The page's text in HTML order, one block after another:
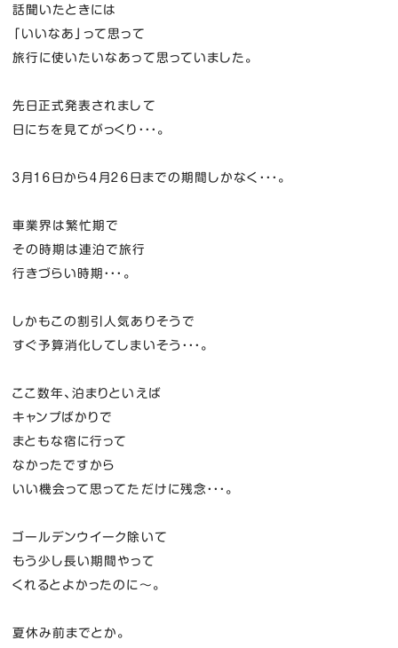
話聞いたときには
「いいなあ」って思って
旅行に使いたいなあって思っていました。
先日正式発表されまして
日にちを見てがっくり・・・。
３月１６日から４月２６日までの期間しかなく・・・。
車業界は繁忙期で
その時期は連泊で旅行
行きづらい時期・・・。
しかもこの割引人気ありそうで
すぐ予算消化してしまいそう・・・。
ここ数年、泊まりといえば
キャンプばかりで
まともな宿に行って
なかったですから
いい機会って思ってただけに残念・・・。
ゴールデンウイーク除いて
もう少し長い期間やって
くれるとよかったのに～。
夏休み前までとか。